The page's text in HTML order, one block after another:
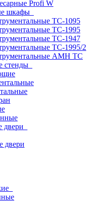
Profi W
шкафы
TC-1095
TC-1995
TC-1947
TC-1995/2
AMH TC
стенды
двери
двери